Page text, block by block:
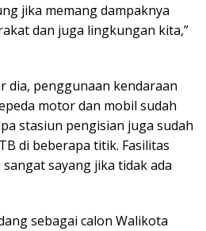
jika memang dampaknya
dan juga lingkungan kita,”
dia, penggunaan kendaraan
motor dan mobil sudah
stasiun pengisian juga sudah
di beberapa titik. Fasilitas
sayang jika tidak ada
sebagai calon Walikota